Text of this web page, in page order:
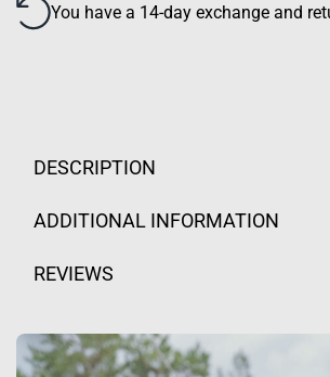
You have a 14-day exchange and
DESCRIPTION
ADDITIONAL INFORMATION
REVIEWS